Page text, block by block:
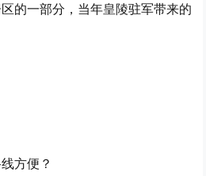
的一部分，当年皇陵驻军带来的
方便？